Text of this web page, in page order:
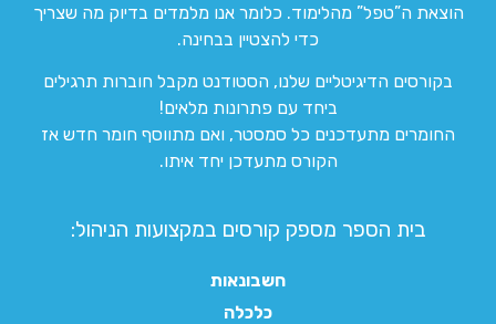
הוצאת ה”טפל” מהלימוד. כלומר אנו מלמדים בדיוק מה שצריך
כדי להצטיין בבחינה.
בקורסים הדיגיטליים שלנו, הסטודנט מקבל חוברות תרגילים
ביחד עם פתרונות מלאים!
החומרים מתעדכנים כל סמסטר, ואם מתווסף חומר חדש אז
הקורס מתעדכן יחד איתו.
בית הספר מספק קורסים במקצועות הניהול:
חשבונאות
כלכלה